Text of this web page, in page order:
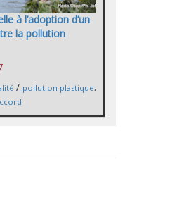
à l’adoption d’un
la pollution
/ pollution plastique,